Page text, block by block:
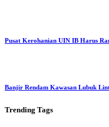
Pusat Kerohanian UIN IB Harus
Banjir Rendam Kawasan Lubuk
Trending Tags